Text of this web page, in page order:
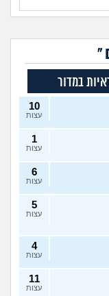
"
במדור
10
עצות
1
עצות
6
עצות
5
עצות
4
עצות
11
עצות